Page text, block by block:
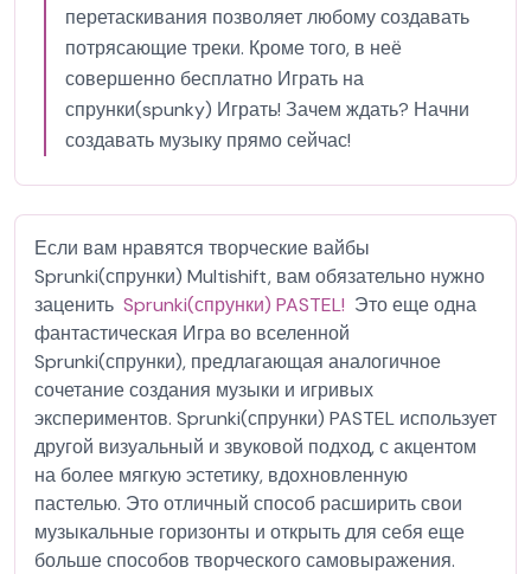
перетаскивания позволяет любому создавать
потрясающие треки. Кроме того, в неё
совершенно бесплатно Играть на
спрунки(spunky) Играть! Зачем ждать? Начни
создавать музыку прямо сейчас!
Если вам нравятся творческие вайбы
Sprunki(спрунки) Multishift, вам обязательно нужно
заценить Sprunki(спрунки) PASTEL! Это еще одна
фантастическая Игра во вселенной
Sprunki(спрунки), предлагающая аналогичное
сочетание создания музыки и игривых
экспериментов. Sprunki(спрунки) PASTEL использует
другой визуальный и звуковой подход, с акцентом
на более мягкую эстетику, вдохновленную
пастелью. Это отличный способ расширить свои
музыкальные горизонты и открыть для себя еще
больше способов творческого самовыражения.